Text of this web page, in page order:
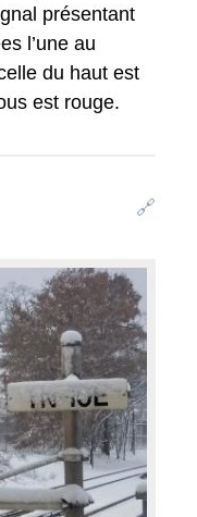
présentant
l’une au
du haut est
est rouge.
🔗